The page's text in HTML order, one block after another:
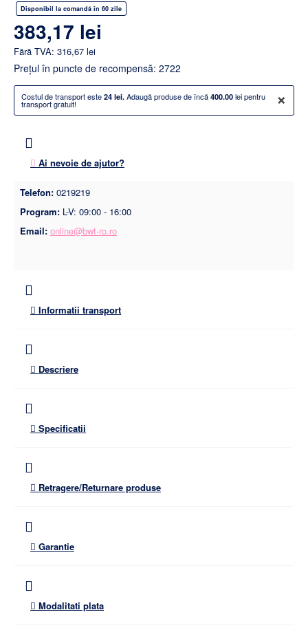
Disponibil la comandă în 60 zile
383,17 lei
Fără TVA: 316,67 lei
Preţul în puncte de recompensă: 2722
×
Costul de transport este 24 lei. Adaugă produse de încă 400.00 lei pentru
transport gratuit!
Ai nevoie de ajutor?
Telefon: 0219219
Program: L-V: 09:00 - 16:00
Email: online@bwt-ro.ro
Informatii transport
Descriere
Specificatii
Retragere/Returnare produse
Garantie
Modalitati plata